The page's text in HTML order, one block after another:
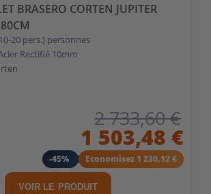
BRASERO CORTEN JUPITER
20 pers.) personnes
Rectifié 10mm
2 733,60 €
1 503,48 €
-45% Economisez 1 230,12 €
VOIR LE PRODUIT